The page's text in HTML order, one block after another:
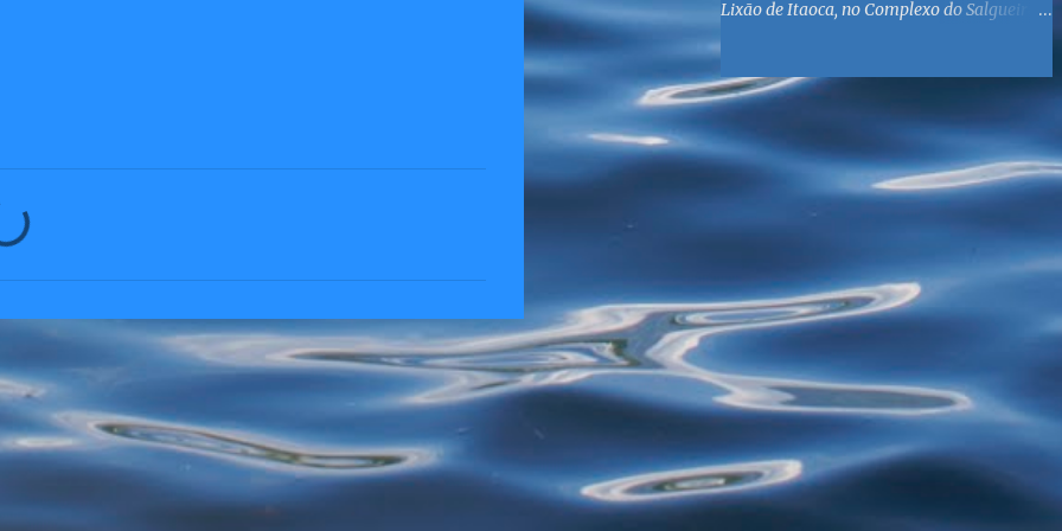
Lixão de Itaoca, no Complexo do Salgueiro,
catadores locais, como comida e material
higiênico, além de atendimento médico. O
Fórum Local espera contar com a
participação de ONGs locais e da população
Feliciano Sodré 82, Sala 104 – Centro, no
horário 9h às 17h, de segunda a sexta. Mais
informações também podem ser obtidas
agenda21sg@r7.com . O Lixão do Salgueiro
foi fechado em fevereiro por determinação
do Governo Federal, que está instituindo o
fim de lixões no Brasil até 2014. Os
habitantes da região que viviam do lixo há
mais de 40 anos - selecionando roupas e